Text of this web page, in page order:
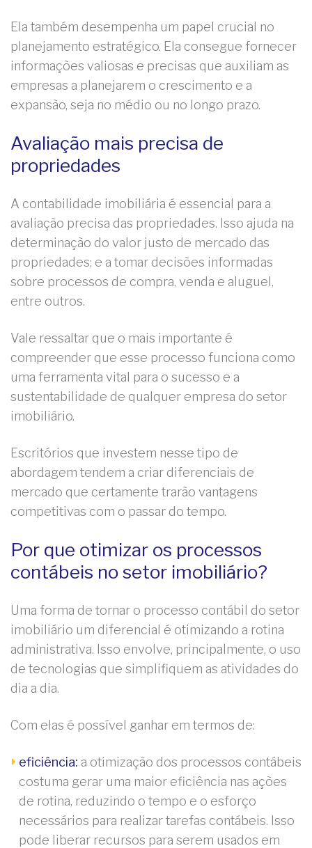
Ela também desempenha um papel crucial no
planejamento estratégico. Ela consegue fornecer
informações valiosas e precisas que auxiliam as
empresas a planejarem o crescimento e a
expansão, seja no médio ou no longo prazo.
Avaliação mais precisa de
propriedades
A contabilidade imobiliária é essencial para a
avaliação precisa das propriedades. Isso ajuda na
determinação do valor justo de mercado das
propriedades; e a tomar decisões informadas
sobre processos de compra, venda e aluguel,
entre outros.
Vale ressaltar que o mais importante é
compreender que esse processo funciona como
uma ferramenta vital para o sucesso e a
sustentabilidade de qualquer empresa do setor
imobiliário.
Escritórios que investem nesse tipo de
abordagem tendem a criar diferenciais de
mercado que certamente trarão vantagens
competitivas com o passar do tempo.
Por que otimizar os processos
contábeis no setor imobiliário?
Uma forma de tornar o processo contábil do setor
imobiliário um diferencial é otimizando a rotina
administrativa. Isso envolve, principalmente, o uso
de tecnologias que simplifiquem as atividades do
dia a dia.
Com elas é possível ganhar em termos de:
eficiência: a otimização dos processos contábeis
costuma gerar uma maior eficiência nas ações
de rotina, reduzindo o tempo e o esforço
necessários para realizar tarefas contábeis. Isso
pode liberar recursos para serem usados em